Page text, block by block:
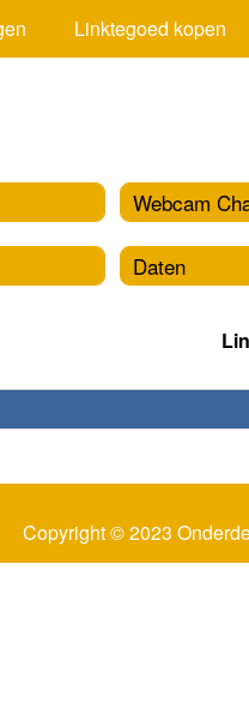
Linktegoed kopen
Webcam
Daten
Copyright © 2023